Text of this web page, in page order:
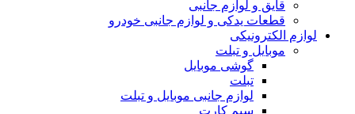
قایق و لوازم جانبی
قطعات یدکی و لوازم جانبی خودرو
لوازم الکترونیکی
موبایل و تبلت
گوشی موبایل
تبلت
لوازم جانبی موبایل و تبلت
سیم کارت